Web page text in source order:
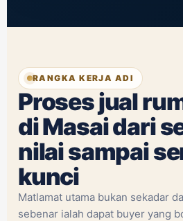
RANGKA KERJA ADI
Proses jual
di Masai dari
nilai sampai
kunci
Matlamat utama bukan sekadar
sebenar ialah dapat buyer yang